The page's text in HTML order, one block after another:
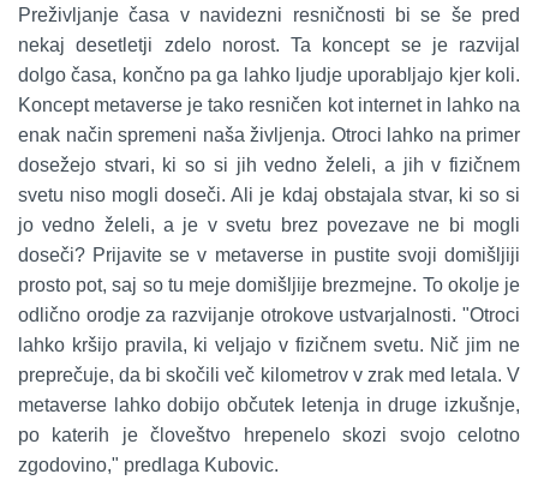
Preživljanje časa v navidezni resničnosti bi se še pred
nekaj desetletji zdelo norost. Ta koncept se je razvijal
dolgo časa, končno pa ga lahko ljudje uporabljajo kjer koli.
Koncept metaverse je tako resničen kot internet in lahko na
enak način spremeni naša življenja. Otroci lahko na primer
dosežejo stvari, ki so si jih vedno želeli, a jih v fizičnem
svetu niso mogli doseči. Ali je kdaj obstajala stvar, ki so si
jo vedno želeli, a je v svetu brez povezave ne bi mogli
doseči? Prijavite se v metaverse in pustite svoji domišljiji
prosto pot, saj so tu meje domišljije brezmejne. To okolje je
odlično orodje za razvijanje otrokove ustvarjalnosti. "Otroci
lahko kršijo pravila, ki veljajo v fizičnem svetu. Nič jim ne
preprečuje, da bi skočili več kilometrov v zrak med letala. V
metaverse lahko dobijo občutek letenja in druge izkušnje,
po katerih je človeštvo hrepenelo skozi svojo celotno
zgodovino," predlaga Kubovic.